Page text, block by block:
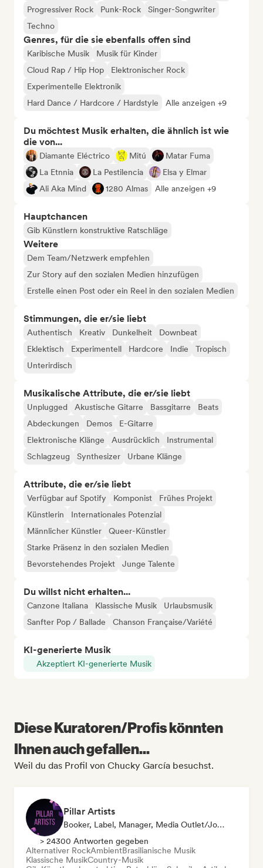
Progressiver Rock
Punk-Rock
Singer-Songwriter
Techno
Genres, für die sie ebenfalls offen sind
Karibische Musik
Musik für Kinder
Cloud Rap / Hip Hop
Elektronischer Rock
Experimentelle Elektronik
Hard Dance / Hardcore / Hardstyle
Alle anzeigen +9
Du möchtest Musik erhalten, die ähnlich ist wie
die von...
Diamante Eléctrico Mitú
Matar Fuma
La Etnnia
La Pestilencia
Elsa y Elmar
Ali Aka Mind
1280 Almas Alle anzeigen +9
Hauptchancen
Gib Künstlern konstruktive Ratschläge
Weitere
Dem Team/Netzwerk empfehlen
Zur Story auf den sozialen Medien hinzufügen
Erstelle einen Post oder ein Reel in den sozialen Medien
Stimmungen, die er/sie liebt
Authentisch Kreativ Dunkelheit
Downbeat
Eklektisch
Experimentell Hardcore Indie
Tropisch
Unterirdisch
Musikalische Attribute, die er/sie liebt
Unplugged Akustische Gitarre Bassgitarre
Beats
Abdeckungen
Demos
E-Gitarre
Elektronische Klänge
Ausdrücklich
Instrumental
Schlagzeug
Synthesizer Urbane Klänge
Attribute, die er/sie liebt
Verfügbar auf Spotify Komponist
Frühes Projekt
Künstlerin
Internationales Potenzial
Männlicher Künstler
Queer-Künstler
Starke Präsenz in den sozialen Medien
Bevorstehendes Projekt
Junge Talente
Du willst nicht erhalten...
Canzone Italiana Klassische Musik
Urlaubsmusik
Sanfter Pop / Ballade
Chanson Française/Variété
KI-generierte Musik
Akzeptiert KI-generierte Musik
Diese Kuratoren/Profis könnten
Ihnen auch gefallen...
Weil du das Profil von Chucky García besuchst.
Pillar Artists
Booker, Label, Manager, Media Outlet/Journalist, Mentorin, Playlist-Kurator
> 24300 Antworten gegeben
Alternativer RockAmbientBrasilianische Musik
Klassische MusikCountry-Musik